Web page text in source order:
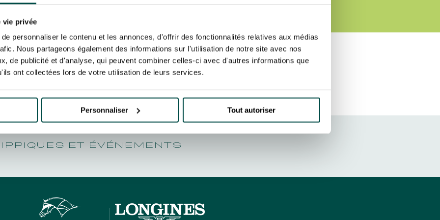
vie privée
personnaliser le contenu et les annonces, d'offrir des fonctionnalités relatives aux médias
Nous partageons également des informations sur l'utilisation de notre site avec nos
de publicité et d'analyse, qui peuvent combiner celles-ci avec d'autres informations que
ont collectées lors de votre utilisation de leurs services.
Personnaliser Tout autoriser
- 14TH JULY
BTOB – ENTERPRISES DRESS CODE
SUBSCRIBE
at any time by using the “unsubscribe” link displayed in the newsletter.Find out moreabout how your data and
ET ÉVÉNEMENTS